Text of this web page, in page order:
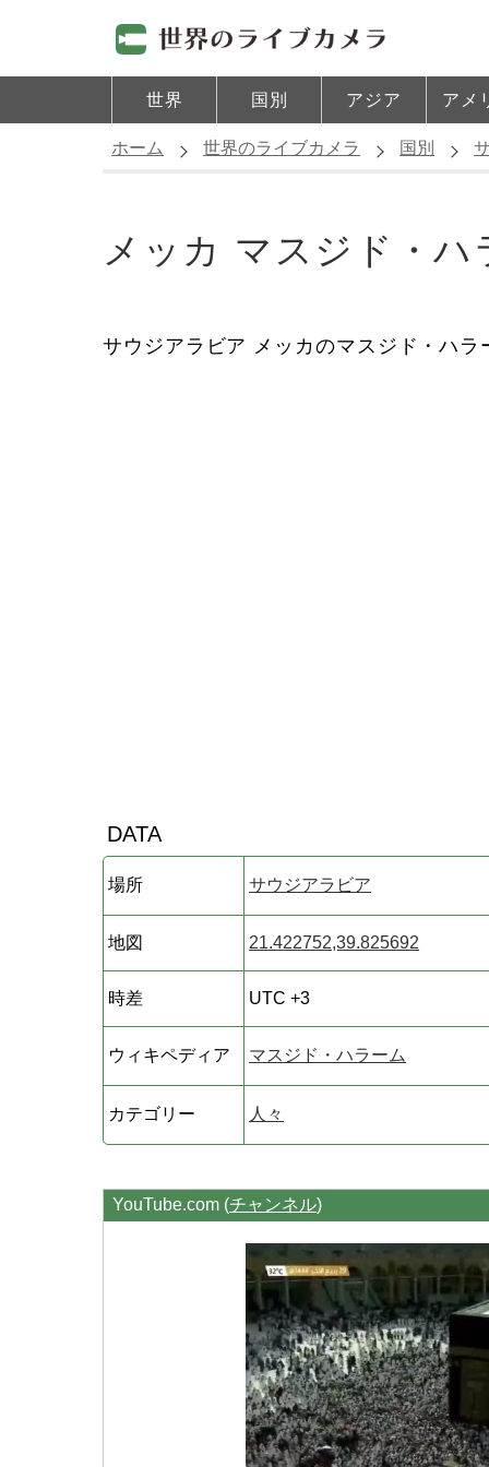
世界 国別 アジア アメ
ホーム 世界のライブカメラ 国別
メッカ マスジド・
サウジアラビア メッカのマスジド・ハ
DATA
場所 サウジアラビア
地図 21.422752,39.825692
時差 UTC +3
ウィキペディア マスジド・ハラーム
カテゴリー 人々
YouTube.com (チャンネル)